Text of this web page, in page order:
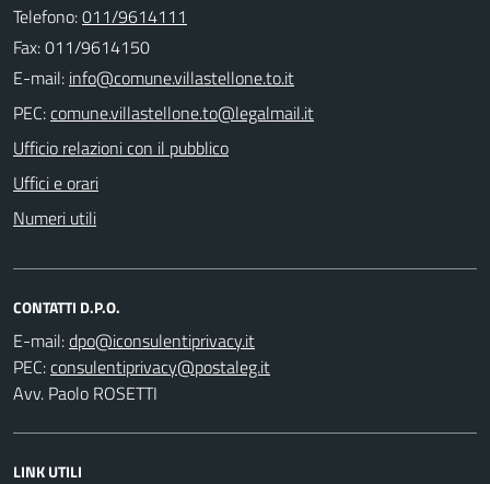
Telefono:011/9614111
Fax: 011/9614150
E-mail:
PEC:
Ufficio relazioni con il pubblico
Uffici e orari
Numeri utili
CONTATTI D.P.O.
E-mail:
PEC:
Avv. Paolo ROSETTI
LINK UTILI